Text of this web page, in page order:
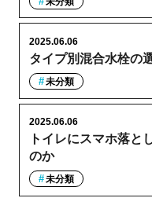
タイプ別混合水栓の
2025.06.06
未分類
トイレにスマホ落と
のか
2025.06.06
未分類